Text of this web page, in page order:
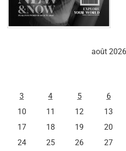
août 2026
3
4 5 6
10
11 12 13
17
18 19 20
24
25 26 27